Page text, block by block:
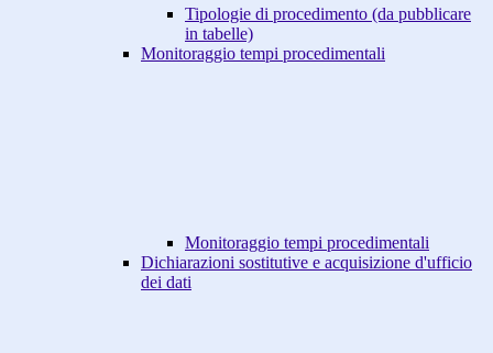
Tipologie di procedimento (da pubblicare
in tabelle)
Monitoraggio tempi procedimentali
Monitoraggio tempi procedimentali
Dichiarazioni sostitutive e acquisizione d'ufficio
dei dati